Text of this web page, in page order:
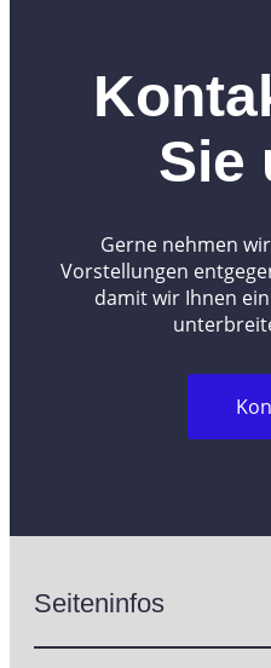
Sie
Gerne nehmen
Vorstellungen
damit wir Ihnen
Seiteninfos